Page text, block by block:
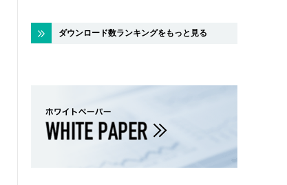
ダウンロード数ランキングをもっと見る